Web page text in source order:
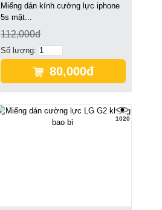
Miếng dán kính cường lực iphone
5s mặt...
112,000đ
Số lượng:
80,000đ
1020